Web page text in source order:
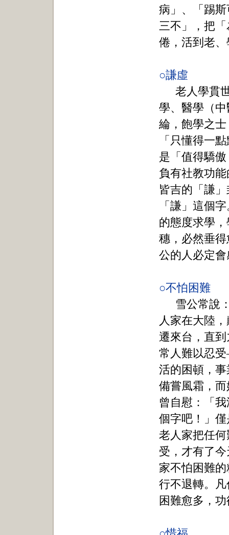
病」、「踢
三不」，把
倦，活到老
○謙虛
老人學貫
學、醫學（
綸，飽學之
「只懂得一
是「值得驕
負有社教功
皆吉的「謙
「謙」這個
的態度求學
穗，必然垂
公的人必定
○不怕困難
雪公常說
人家在大陸
遷來台，直
常人難以忍
活的困頓，
備嘗風霜，
曾自慰：「
個字吧！」
老人家把任
受，才有了
家不怕困難
行不退轉。
困難愈多，